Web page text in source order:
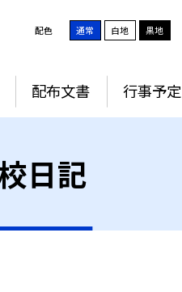
配色 通常 白地 黒地
配布文書 行事予定
日記